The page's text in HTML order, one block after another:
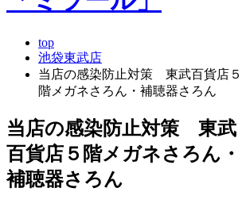
top
池袋東武店
当店の感染防止対策 東武百貨店５
階メガネさろん・補聴器さろん
当店の感染防止対策 東武
百貨店５階メガネさろん・
補聴器さろん